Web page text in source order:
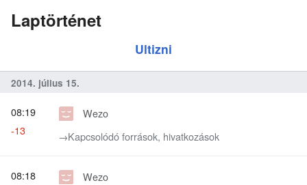
Laptörténet
Ultizni
2014. július 15.
Wezo
→‎Kapcsolódó források, hivatkozások
08:19
-13
Wezo
08:18